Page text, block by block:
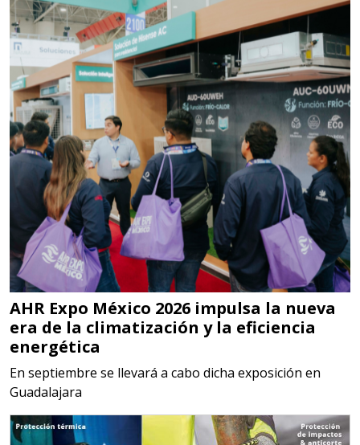
SCRAP
Especificaciones:
Somos Proveedores de GESTION
DE RESIDUOS Y DESTRUCCION
FISCAL
Aplicar al Requerimiento
Empresa en Jalisco
Requiere:
MATERIALES PARA SELLOS DE
SISTEMAS DE ESCAPE
Especificaciones:
Requisitos: Garantizar composición
química y origen adecuados
(especialmente para grafito) y
contar con sistemas de calidad y
gestión ambiental.
AHR Expo México 2026 impulsa la nueva
era de la climatización y la eficiencia
energética
En septiembre se llevará a cabo dicha exposición en
Guadalajara